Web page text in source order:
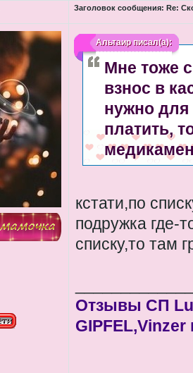
Заголовок сообщения: Re:
Альтаирписал(а):
Мне тоже
взнос в
нужно
платить,
кстати,по
подружка где-
списку,то там
Отзывы СП
GIPFEL,Vinzer